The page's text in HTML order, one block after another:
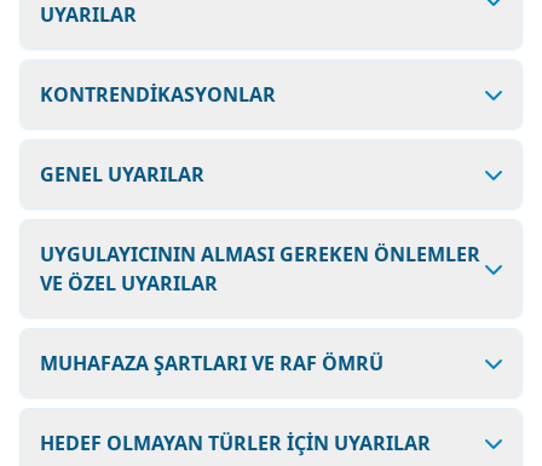
UYARILAR
KONTRENDİKASYONLAR
GENEL UYARILAR
UYGULAYICININ ALMASI GEREKEN ÖNLEMLER
VE ÖZEL UYARILAR
MUHAFAZA ŞARTLARI VE RAF ÖMRÜ
HEDEF OLMAYAN TÜRLER İÇİN UYARILAR